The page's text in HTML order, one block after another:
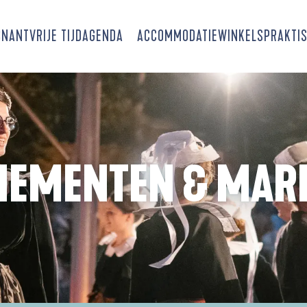
VRIJE TIJDAGENDA ACCOMMODATIEWINKELS
&